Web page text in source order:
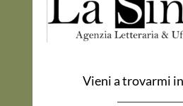
Vieni a trovarmi